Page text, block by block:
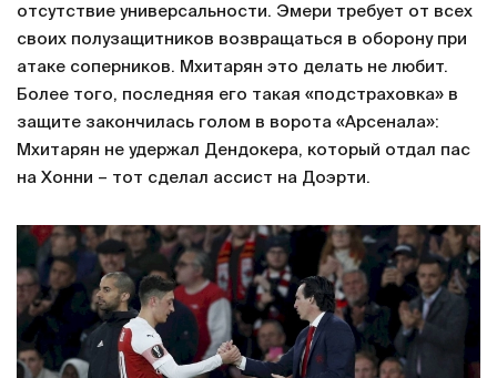
отсутствие универсальности. Эмери требует от всех
своих полузащитников возвращаться в оборону при
атаке соперников. Мхитарян это делать не любит.
Более того, последняя его такая «подстраховка» в
защите закончилась голом в ворота «Арсенала»:
Мхитарян не удержал Дендокера, который отдал пас
на Хонни – тот сделал ассист на Доэрти.